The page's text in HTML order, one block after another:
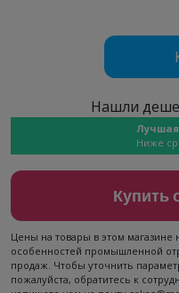
Нашли
Ниже
Купить
Цены на товары в этом магазине
особенностей промышленной
продаж. Чтобы уточнить
пожалуйста, обратитесь к